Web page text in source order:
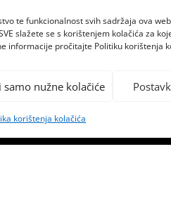
te funkcionalnost svih sadržaja ova
slažete se s korištenjem kolačića za
informacije pročitajte Politiku korištenja
samo nužne kolačiće
korištenja kolačića